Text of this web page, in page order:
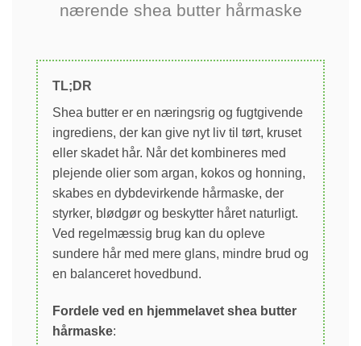
nærende shea butter hårmaske
TL;DR
Shea butter er en næringsrig og fugtgivende
ingrediens, der kan give nyt liv til tørt, kruset
eller skadet hår. Når det kombineres med
plejende olier som argan, kokos og honning,
skabes en dybdevirkende hårmaske, der
styrker, blødgør og beskytter håret naturligt.
Ved regelmæssig brug kan du opleve
sundere hår med mere glans, mindre brud og
en balanceret hovedbund.
Fordele ved en hjemmelavet shea butter
hårmaske: